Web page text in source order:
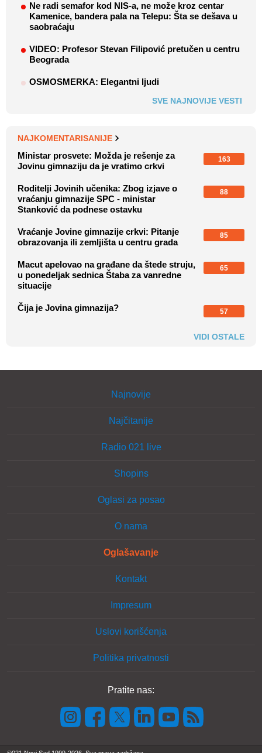
Ne radi semafor kod NIS-a, ne može kroz centar
Kamenice, bandera pala na Telepu: Šta se dešava u
saobraćaju
VIDEO: Profesor Stevan Filipović pretučen u centru
Beograda
OSMOSMERKA: Elegantni ljudi
SVE NAJNOVIJE VESTI
NAJKOMENTARISANIJE
Ministar prosvete: Možda je rešenje za
Jovinu gimnaziju da je vratimo crkvi
163
Roditelji Jovinih učenika: Zbog izjave o
vraćanju gimnazije SPC - ministar
Stanković da podnese ostavku
88
Vraćanje Jovine gimnazije crkvi: Pitanje
obrazovanja ili zemljišta u centru grada
85
Macut apelovao na građane da štede struju,
u ponedeljak sednica Štaba za vanredne
situacije
65
Čija je Jovina gimnazija? 57
VIDI OSTALE
Najnovije
Najčitanije
Radio 021 live
Shopins
Oglasi za posao
O nama
Oglašavanje
Kontakt
Impresum
Uslovi korišćenja
Politika privatnosti
Pratite nas: